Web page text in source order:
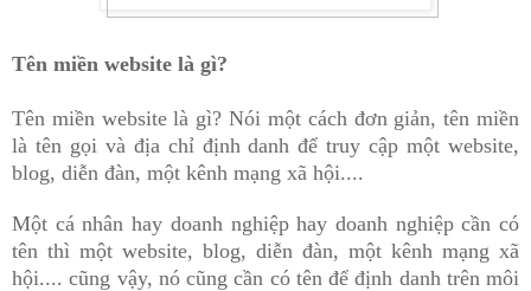
Tên miền website là gì?
Tên miền website là gì? Nói một cách đơn giản, tên miền
là tên gọi và địa chỉ định danhđểtruy cập một website,
blog, diễn đàn, một kênh mạng xã hội....
Một cá nhân hay doanh nghiệp hay doanh nghiệp cần có
tên thì một website, blog, diễn đàn, một kênh mạng xã
hội....cũng vậy, nó cũng cần có tên để định danh trên môi